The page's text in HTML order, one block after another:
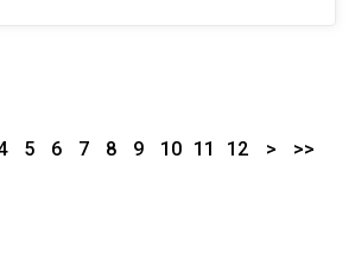
5 6 7 8 9 10 11 12 > >>